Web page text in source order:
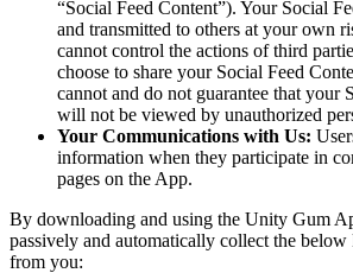
“Social Feed Content”). Your Social
and transmitted to others at your own
cannot control the actions of third
choose to share your Social Feed
cannot and do not guarantee that your
will not be viewed by unauthorized
Your Communications with Us:
information when they participate in
pages on the App.
By downloading and using the Unity Gum
passively and automatically collect the
from you: